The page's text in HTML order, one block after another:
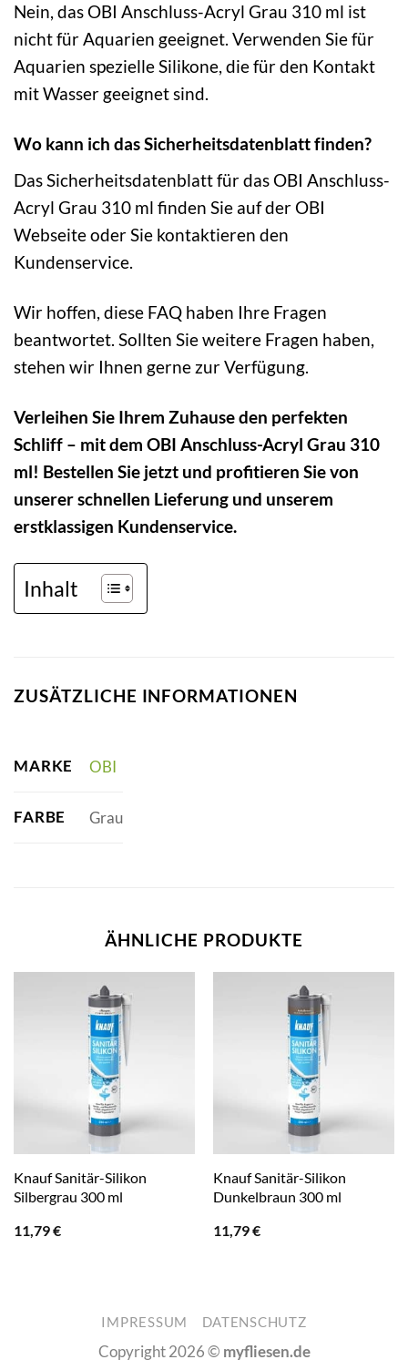
Nein, das OBI Anschluss-Acryl Grau 310 ml ist
nicht für Aquarien geeignet. Verwenden Sie für
Aquarien spezielle Silikone, die für den Kontakt
mit Wasser geeignet sind.
Wo kann ich das Sicherheitsdatenblatt finden?
Das Sicherheitsdatenblatt für das OBI Anschluss-
Acryl Grau 310 ml finden Sie auf der OBI
Webseite oder Sie kontaktieren den
Kundenservice.
Wir hoffen, diese FAQ haben Ihre Fragen
beantwortet. Sollten Sie weitere Fragen haben,
stehen wir Ihnen gerne zur Verfügung.
Verleihen Sie Ihrem Zuhause den perfekten
Schliff – mit dem OBI Anschluss-Acryl Grau 310
ml! Bestellen Sie jetzt und profitieren Sie von
unserer schnellen Lieferung und unserem
erstklassigen Kundenservice.
Inhalt
ZUSÄTZLICHE INFORMATIONEN
MARKE OBI
FARBE Grau
ÄHNLICHE PRODUKTE
Knauf Sanitär-Silikon
Silbergrau 300 ml
11,79€
Knauf Sanitär-Silikon
Dunkelbraun 300 ml
11,79€
IMPRESSUM DATENSCHUTZ
Copyright 2026 © myfliesen.de